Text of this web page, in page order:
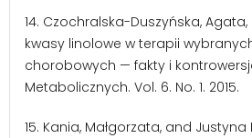
14. Czochralska-Duszyńska,
kwasy linolowe w terapii
chorobowych — fakty i
Metabolicznych. Vol. 6. No. 1. 2015.
15. Kania, Małgorzata, and